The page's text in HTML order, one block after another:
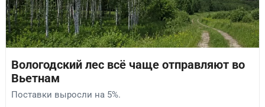
Вологодский лес всё чаще отправляют во
Вьетнам
Поставки выросли на 5%.